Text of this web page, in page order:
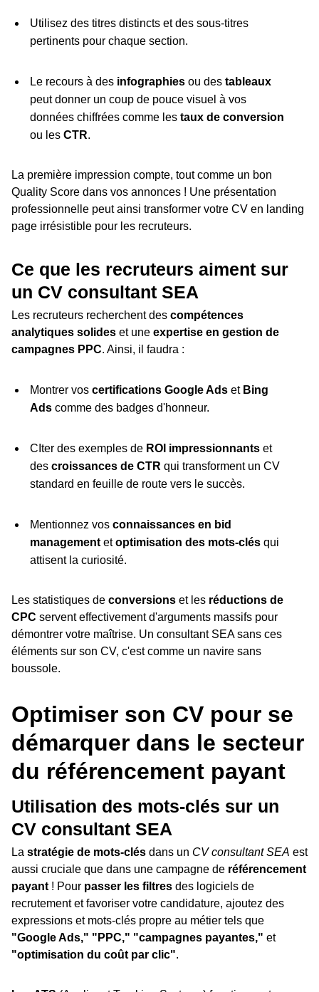
Utilisez des titres distincts et des sous-titres
pertinents pour chaque section.
Le recours à des infographiesou des tableaux
peut donner un coup de pouce visuel à vos
données chiffrées comme les taux de conversion
ou les CTR.
La première impression compte, tout comme un bon
Quality Score dans vos annonces ! Une présentation
professionnelle peut ainsi transformer votre CV en landing
page irrésistible pour les recruteurs.
Ce que les recruteurs aiment sur
un CV consultant SEA
Les recruteurs recherchent des compétences
analytiques solides et une expertise en gestion de
campagnes PPC. Ainsi, il faudra :
Montrer vos certifications Google Adset Bing
Adscomme des badges d'honneur.
CIter des exemples de ROI impressionnantset
des croissances de CTR qui transforment un CV
standard en feuille de route vers le succès.
Mentionnez vos connaissances en bid
managementetoptimisation des mots-clésqui
attisent la curiosité.
Les statistiques de conversions et les réductions de
CPC servent effectivement d'arguments massifs pour
démontrer votre maîtrise. Un consultant SEA sans ces
éléments sur son CV, c'est comme un navire sans
boussole.
Optimiser son CV pour se
démarquer dans le secteur
du référencement payant
Utilisation des mots-clés sur un
CV consultant SEA
La stratégie de mots-clés dans un CV consultant SEA est
aussi cruciale que dans une campagne de référencement
payant ! Pour passer les filtres des logiciels de
recrutement et favoriser votre candidature, ajoutez des
expressions et mots-clés propre au métier tels que
"Google Ads," "PPC," "campagnes payantes," et
"optimisation du coût par clic".